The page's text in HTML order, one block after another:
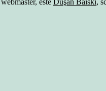
este Duşan Baiski,